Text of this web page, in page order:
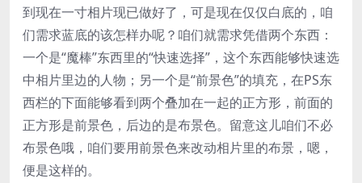
到现在一寸相片现已做好了，可是现在仅仅白底的，咱
们需求蓝底的该怎样办呢？咱们就需求凭借两个东西：
一个是“魔棒”东西里的“快速选择”，这个东西能够快速选
中相片里边的人物；另一个是“前景色”的填充，在PS东
西栏的下面能够看到两个叠加在一起的正方形，前面的
正方形是前景色，后边的是布景色。留意这儿咱们不必
布景色哦，咱们要用前景色来改动相片里的布景，嗯，
便是这样的。